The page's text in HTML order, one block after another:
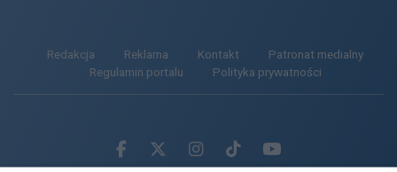
Redakcja Reklama Kontakt
Patronat medialny
Regulamin portalu
Polityka prywatności
Facebook.com
X.comInstagram.com
Tiktok.comYoutube.com